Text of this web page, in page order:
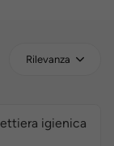
Rilevanza
igienica